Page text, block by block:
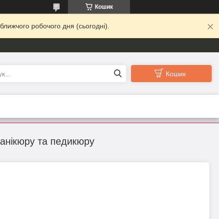
Кошик
робочого дня (сьогодні).
Кошик
та педикюру